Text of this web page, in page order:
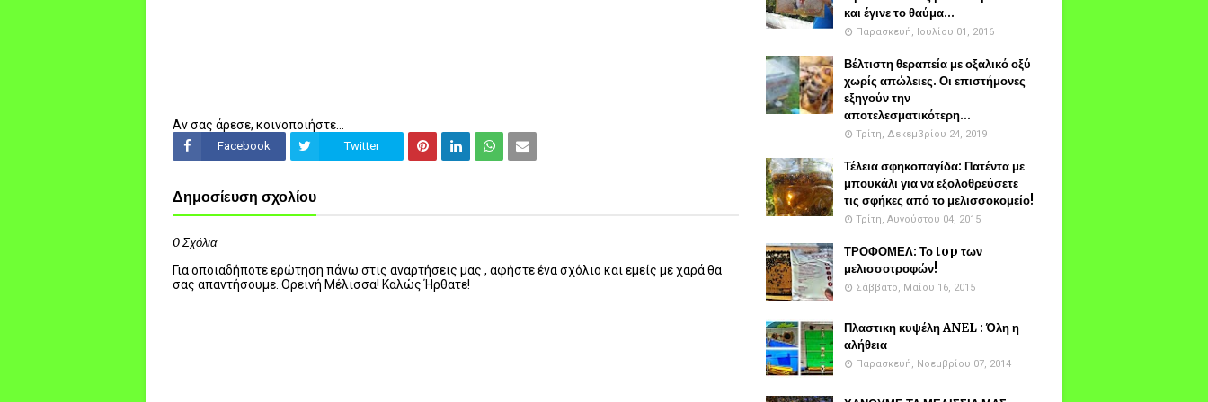
Αν σας άρεσε, κοινοποιήστε...
Facebook Twitter
Δημοσίευση σχολίου
0 Σχόλια
Για οποιαδήποτε ερώτηση πάνω στις αναρτήσεις μας , αφήστε ένα σχόλιο και εμείς με χαρά θα
σας απαντήσουμε. Ορεινή Μέλισσα! Καλώς Ήρθατε!
και έγινε το θαύμα...
Παρασκευή, Ιουλίου 01, 2016
Βέλτιστη θεραπεία με οξαλικό οξύ
χωρίς απώλειες. Οι επιστήμονες
εξηγούν την
αποτελεσματικότερη...
Τρίτη, Δεκεμβρίου 24, 2019
Τέλεια σφηκοπαγίδα: Πατέντα με
μπουκάλι για να εξολοθρεύσετε
τις σφήκες από το μελισσοκομείο!
Τρίτη, Αυγούστου 04, 2015
ΤΡΟΦΟΜΕΛ: Το top των
μελισσοτροφών!
Σάββατο, Μαΐου 16, 2015
Πλαστικη κυψέλη ANEL : Όλη η
αλήθεια
Παρασκευή, Νοεμβρίου 07, 2014